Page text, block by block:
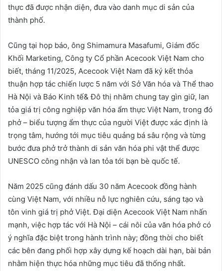
thực đã được nhận diện, đưa vào danh mục di sản của
thành phố.
Cũng tại họp báo, ông Shimamura Masafumi, Giám đốc
Khối Marketing, Công ty Cổ phần Acecook Việt Nam cho
biết, tháng 11/2025, Acecook Việt Nam đã ký kết thỏa
thuận hợp tác chiến lược 5 năm với Sở Văn hóa và Thể thao
Hà Nội và Báo Kinh tế& Đô thị nhằm chung tay gìn giữ, lan
tỏa giá trị công nghiệp văn hóa ẩm thực Việt Nam, trong đó
phở – biểu tượng ẩm thực của người Việt được xác định là
trọng tâm, hướng tới mục tiêu quảng bá sâu rộng và từng
bước đưa phở trở thành di sản văn hóa phi vật thể được
UNESCO công nhận và lan tỏa tới bạn bè quốc tế.
Năm 2025 cũng đánh dấu 30 năm Acecook đồng hành
cùng Việt Nam, với nhiều nỗ lực nghiên cứu, sáng tạo và
tôn vinh giá trị phở Việt. Đại diện Acecook Việt Nam nhấn
mạnh, việc hợp tác với Hà Nội – cái nôi của văn hóa phở có
ý nghĩa đặc biệt trong hành trình này; đồng thời cho biết
các bên đang phối hợp xây dựng kế hoạch dài hạn, bài bản
nhằm hiện thực hóa những mục tiêu đã thống nhất.